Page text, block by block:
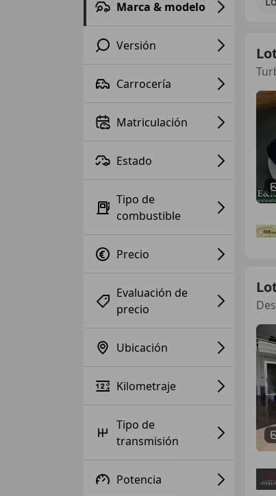
Marca & modelo
Versión
Carrocería
Matriculación
Estado
Tipo de
combustible
Precio
Evaluación de
precio
Ubicación
Kilometraje
Tipo de
transmisión
Potencia